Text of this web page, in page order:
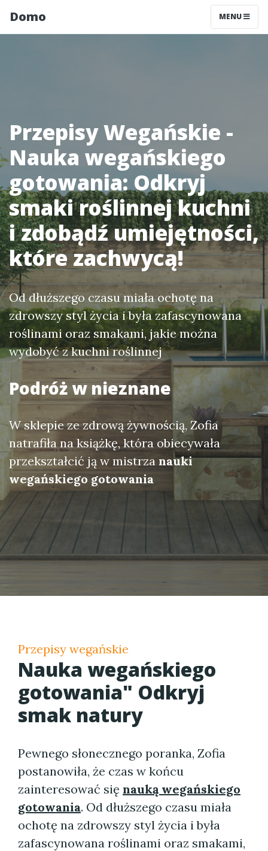
Domo MENU
Przepisy Wegańskie -
Nauka wegańskiego
gotowania: Odkryj
smaki roślinnej kuchni
i zdobądź umiejętności,
które zachwycą!
Od dłuższego czasu miała ochotę na
zdrowszy styl życia i była zafascynowana
roślinami oraz smakami, jakie można
wydobyć z kuchni roślinnej
Podróż w nieznane
W sklepie ze zdrową żywnością, Zofia
natrafiła na książkę, która obiecywała
przekształcić ją w mistrza nauki
wegańskiego gotowania
Przepisy wegańskie
Nauka wegańskiego
gotowania" Odkryj
smak natury
Pewnego słonecznego poranka, Zofia
postanowiła, że czas w końcu
zainteresować się nauką wegańskiego
gotowania. Od dłuższego czasu miała
ochotę na zdrowszy styl życia i była
zafascynowana roślinami oraz smakami,